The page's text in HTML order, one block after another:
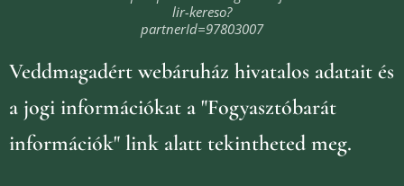
lir-kereso?
partnerId=97803007
Veddmagadért webáruház hivatalos adatait és
a jogi információkat a "Fogyasztóbarát
információk" link alatt tekintheted meg.